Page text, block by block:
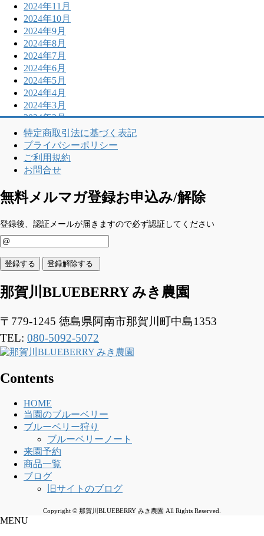
2024年11月
2024年10月
2024年9月
2024年8月
2024年7月
2024年6月
2024年5月
2024年4月
2024年3月
2024年2月
特定商取引法に基づく表記
プライバシーポリシー
ご利用規約
お問合せ
無料メルマガ登録お申込み/解除
登録後、認証メールが届きますので必ず認証してください
那賀川BLUEBERRY みき農園
〒779-1245 徳島県阿南市那賀川町中島1353
TEL: 080-5092-5072
Contents
HOME
当園のブルーベリー
ブルーベリー狩り
ブルーベリーノート
来園予約
商品一覧
ブログ
旧サイトのブログ
Copyright © 那賀川BLUEBERRY みき農園 All Rights Reserved.
MENU